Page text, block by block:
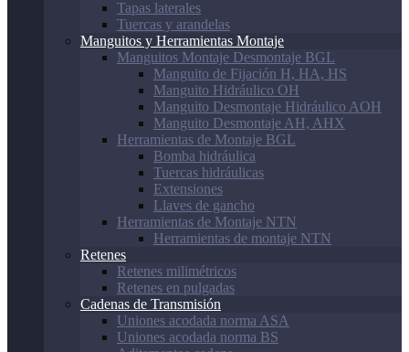
Tapas laterales
Tuercas y arandelas
Manguitos y Herramientas Montaje
Manguitos Montaje Desmontaje BGL
Manguito de Fijación H, HA, HS
Manguito Hidráulico OH
Manguito Desmontaje Hidráulico AOH
Manguito Desmontaje AH, AHX
Herramientas de Montaje BGL
Bomba hidráulica
Tuercas hidráulicas
Extensiones
Llaves de gancho
Herramientas de Montaje NTN
Herramientas de montaje NTN
Retenes
Retenes milimétricos
Retenes en pulgadas
Cadenas de Transmisión
Uniones acodada norma ASA
Uniones acodada norma BS